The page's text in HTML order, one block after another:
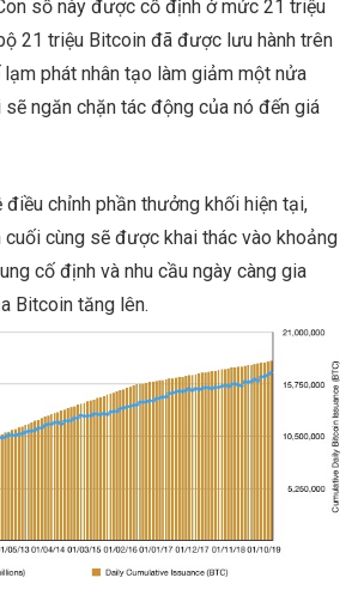
số này được cố định ở mức 21 triệu
21 triệu Bitcoin đã được lưu hành trên
phát nhân tạo làm giảm một nửa
ngăn chặn tác động của nó đến giá
điều chỉnh phần thưởng khối hiện tại,
cùng sẽ được khai thác vào khoảng
cố định và nhu cầu ngày càng gia
Bitcoin tăng lên.